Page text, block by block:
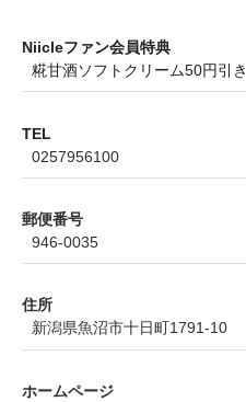
Niicleファン会員特典
糀甘酒ソフトクリーム50円引き
TEL
0257956100
郵便番号
946-0035
住所
新潟県魚沼市十日町1791-10
ホームページ